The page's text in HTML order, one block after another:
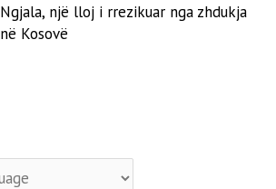
Ngjala, një lloj i rrezikuar nga zhdukja
në Kosovë